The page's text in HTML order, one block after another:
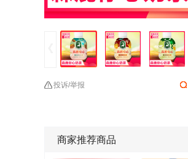
投诉/举报
商家推荐商品